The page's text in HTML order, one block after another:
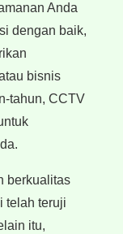
Anda
dengan baik,
bisnis
tahun, CCTV
berkualitas
telah teruji
itu,